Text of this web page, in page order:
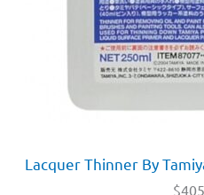
Lacquer Thinner By
$